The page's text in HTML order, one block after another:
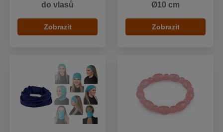
do vlasů
Zobrazit
Ø10 cm
Zobrazit